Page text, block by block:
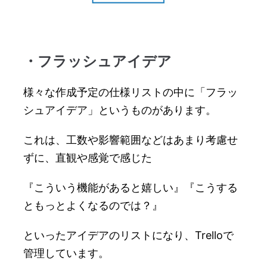
・フラッシュアイデア
様々な作成予定の仕様リストの中に「フラッ
シュアイデア」というものがあります。
これは、工数や影響範囲などはあまり考慮せ
ずに、直観や感覚で感じた
『こういう機能があると嬉しい』『こうする
ともっとよくなるのでは？』
といったアイデアのリストになり、Trelloで
管理しています。